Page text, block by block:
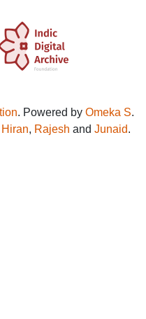
. Powered by Omeka S.
Hiran, Rajesh and Junaid.